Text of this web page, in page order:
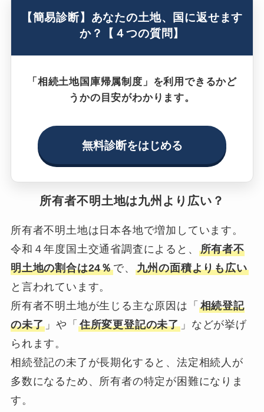
【簡易診断】あなたの土地、国に返せます
か？【４つの質問】
「相続土地国庫帰属制度」を利用できるかど
うかの目安がわかります。
無料診断をはじめる
所有者不明土地は九州より広い？
所有者不明土地は日本各地で増加しています。
令和４年度国土交通省調査によると、 所有者不
明土地の割合は24％で、 九州の面積よりも広い
と言われています。
所有者不明土地が生じる主な原因は「 相続登記
の未了 」や「 住所変更登記の未了 」などが挙げ
られます。
相続登記の未了が長期化すると、法定相続人が
多数になるため、所有者の特定が困難になりま
す。